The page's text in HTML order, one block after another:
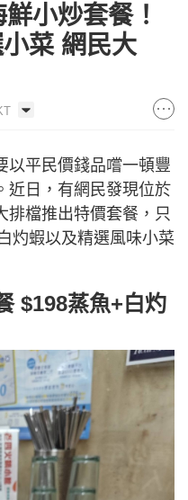
小炒套餐！
菜 網民大
以平民價錢品嚐一頓豐
近日，有網民發現位於
排檔推出特價套餐，只
灼蝦以及精選風味小菜
$198蒸魚+白灼